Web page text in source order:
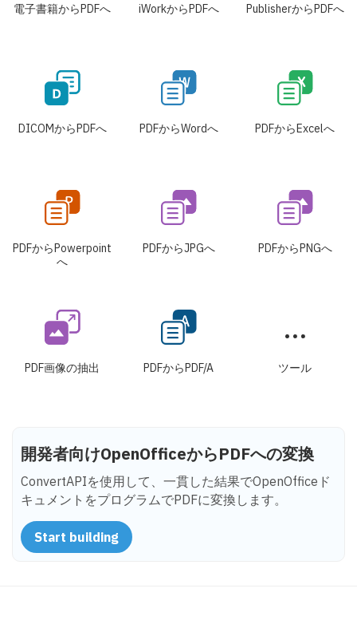
電子書籍からPDFへ iWorkからPDFへ PublisherからPDFへ
DICOMからPDFへ PDFからWordへ PDFからExcelへ
PDFからPowerpoint
へ
PDFからJPGへ PDFからPNGへ
PDF画像の抽出 PDFからPDF/A ツール
開発者向けOpenOfficeからPDFへの変換
ConvertAPIを使用して、一貫した結果でOpenOfficeド
キュメントをプログラムでPDFに変換します。
Start building